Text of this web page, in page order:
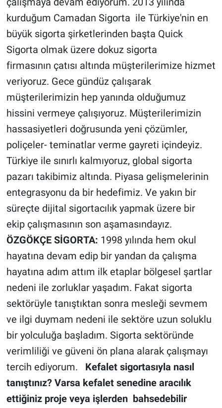
kurduğum Camadan Sigorta ile Türkiye'nin en
büyük sigorta şirketlerinden başta Quick
Sigorta olmak üzere dokuz sigorta
firmasının çatısı altında müşterilerimize hizmet
veriyoruz. Gece gündüz çalışarak
müşterilerimizin hep yanında olduğumuz
hissini vermeye çalışıyoruz. Müşterilerimizin
hassasiyetleri doğrusunda yeni çözümler,
poliçeler- teminatlar verme gayreti içindeyiz.
Türkiye ile sınırlı kalmıyoruz, global sigorta
pazarı takibimiz altında. Piyasa gelişmelerinin
entegrasyonu da bir hedefimiz. Ve yakın bir
süreçte dijital sigortacılık yapmak üzere bir
ekip çalışmasının son aşamasındayız.
ÖZGÖKÇE SİGORTA: 1998 yılında hem okul
hayatına devam edip bir yandan da çalışma
hayatına adım attım ilk etaplar bölgesel şartlar
nedeni ile zorluklar yaşadım. Fakat sigorta
sektörüyle tanıştıktan sonra mesleği sevmem
ve ilgi duymam nedeni ile sektöre uzun soluklu
bir yolculuğa başladım. Sigorta sektöründe
verimliliği ve güveni ön plana alarak çalışmayı
tercih ediyorum. Kefalet sigortasıyla nasıl
tanıştınız? Varsa kefalet senedine aracılık
ettiğiniz proje veya işlerden bahsedebilir